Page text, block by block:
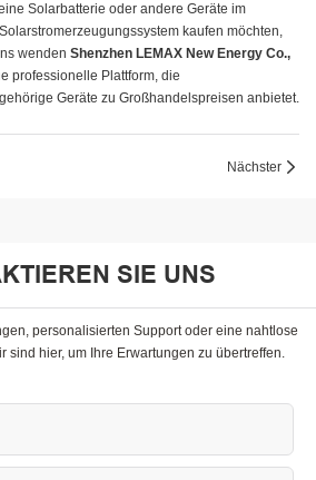
Solarbatterie oder andere Geräte im
kaufen möchten,
wenden Shenzhen LEMAX New Energy Co.,
professionelle Plattform, die
Geräte zu Großhandelspreisen anbietet.
Nächster
SIE UNS
personalisierten Support oder eine nahtlose
sind hier, um Ihre Erwartungen zu übertreffen.